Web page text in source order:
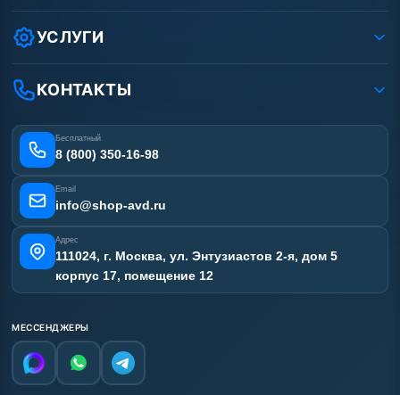
Условия соглашения
Вакансии
Статьи
Как заказать?
Оплата
Доставка
Лизинг
Получить скидку
УСЛУГИ
Услуги
Аренда АВД
Ремонт АВД
Сертификаты
Наши работы
Карта сайта
КОНТАКТЫ
Бесплатный
8 (800) 350-16-98
Email
info@shop-avd.ru
Адрес
111024, г. Москва, ул. Энтузиастов 2-я, дом 5
корпус 17, помещение 12
МЕССЕНДЖЕРЫ